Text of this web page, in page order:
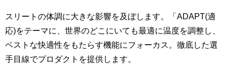
スリートの体調に大きな影響を及ぼします。「ADAPT(適
応)をテーマに、世界のどこにいても最適に温度を調整し、
ベストな快適性をもたらす機能にフォーカス。徹底した選
手目線でプロダクトを提供します。